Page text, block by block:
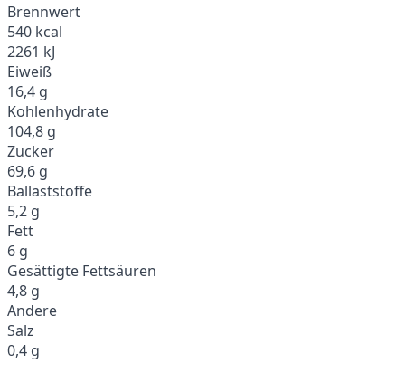
Brennwert
540 kcal
2261 kJ
Eiweiß
16,4 g
Kohlenhydrate
104,8 g
Zucker
69,6 g
Ballaststoffe
5,2 g
Fett
6 g
Gesättigte Fettsäuren
4,8 g
Andere
Salz
0,4 g